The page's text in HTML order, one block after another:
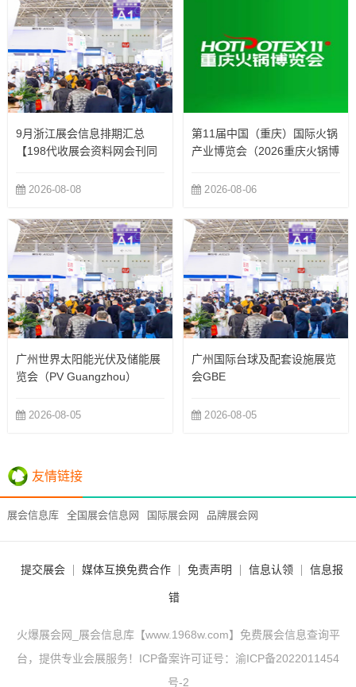
9月浙江展会信息排期汇总
【198代收展会资料网会刊同
2026-08-08
第11届中国（重庆）国际火锅
产业博览会（2026重庆火锅博
2026-08-06
广州世界太阳能光伏及储能展
览会（PV Guangzhou）
2026-08-05
广州国际台球及配套设施展览
会GBE
2026-08-05
友情链接
展会信息库 全国展会信息网 国际展会网 品牌展会网
提交展会 媒体互换免费合作 免责声明 信息认领 信息报
错
火爆展会网_展会信息库【www.1968w.com】免费展会信息查询平
台，提供专业会展服务！ICP备案许可证号： 渝ICP备2022011454
号-2